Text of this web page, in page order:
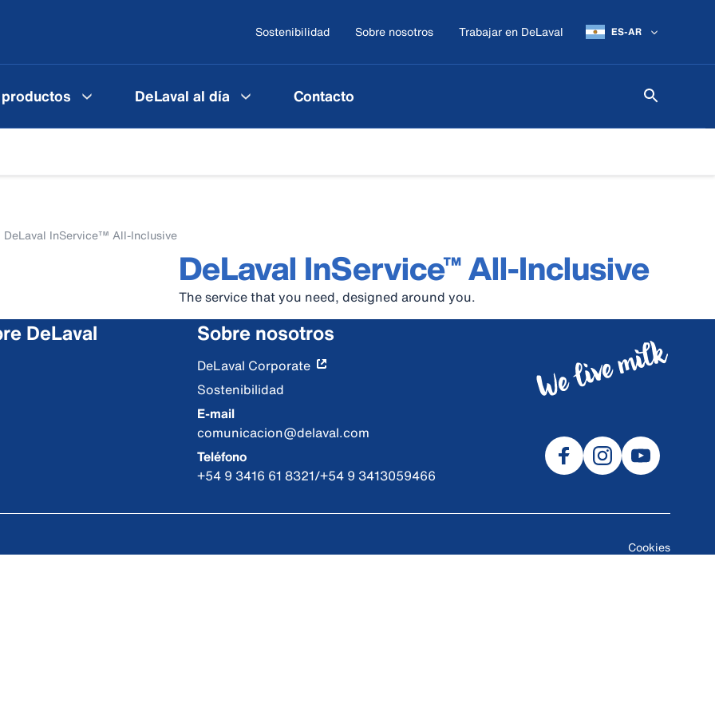
Sostenibilidad Sobre nosotros Trabajar en DeLaval ES-AR
DeLaval al día Contacto
DeLaval InService™ All-Inclusive
DeLaval InService™ All-Inclusive
The service that you need, designed around you.
DeLaval Sobre nosotros
DeLaval Corporate
Sostenibilidad
E-mail
comunicacion@delaval.com
Teléfono
+54 9 3416 61 8321/+54 9 3413059466
Cookies